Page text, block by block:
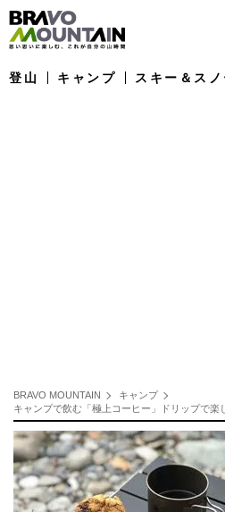
登山 キャンプ スキー＆ス
BRAVO MOUNTAIN
キャンプ
キャンプで飲む「極上コーヒー」ドリップで楽